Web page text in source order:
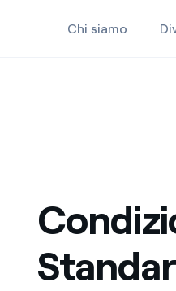
Chi siamo